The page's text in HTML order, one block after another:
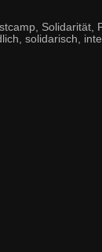
Solidarität,
solidarisch,